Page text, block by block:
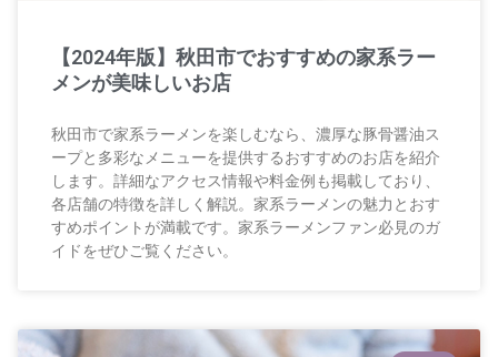
【2024年版】秋田市でおすすめの家系ラー
メンが美味しいお店
秋田市で家系ラーメンを楽しむなら、濃厚な豚骨醤油ス
ープと多彩なメニューを提供するおすすめのお店を紹介
します。詳細なアクセス情報や料金例も掲載しており、
各店舗の特徴を詳しく解説。家系ラーメンの魅力とおす
すめポイントが満載です。家系ラーメンファン必見のガ
イドをぜひご覧ください。